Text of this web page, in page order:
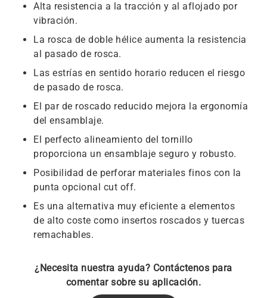
Alta resistencia a la tracción y al aflojado por
vibración.
La rosca de doble hélice aumenta la resistencia
al pasado de rosca.
Las estrías en sentido horario reducen el riesgo
de pasado de rosca.
El par de roscado reducido mejora la ergonomía
del ensamblaje.
El perfecto alineamiento del tornillo
proporciona un ensamblaje seguro y robusto.
Posibilidad de perforar materiales finos con la
punta opcional cut off.
Es una alternativa muy eficiente a elementos
de alto coste como insertos roscados y tuercas
remachables.
¿Necesita nuestra ayuda? Contáctenos para
comentar sobre su aplicación.